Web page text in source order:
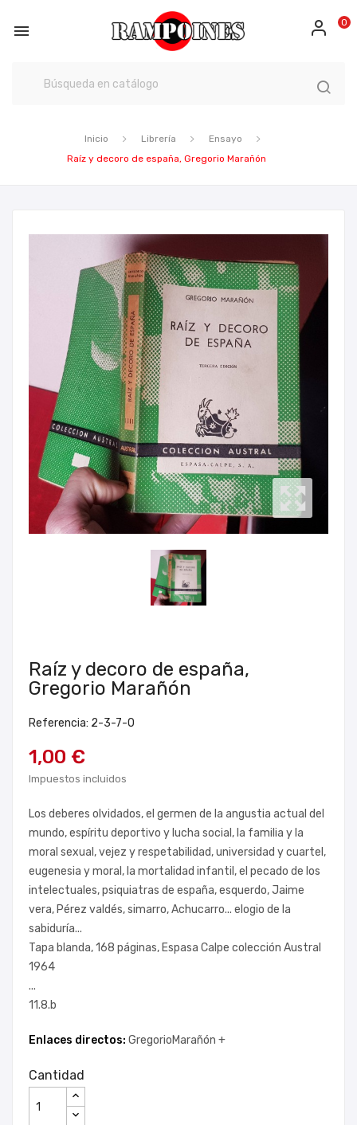
 0
Inicio Librería
Ensayo
Raíz y decoro de españa, Gregorio Marañón
Raíz y decoro de españa,
Gregorio Marañón
Referencia: 2-3-7-0
1,00 €
Impuestos incluidos
Los deberes olvidados, el germen de la angustia actual del
mundo, espíritu deportivo y lucha social, la familia y la
moral sexual, vejez y respetabilidad, universidad y cuartel,
eugenesia y moral, la mortalidad infantil, el pecado de los
intelectuales, psiquiatras de españa, esquerdo, Jaime
vera, Pérez valdés, simarro, Achucarro... elogio de la
sabiduría...
Tapa blanda, 168 páginas, Espasa Calpe colección Austral
1964
...
11.8.b
Enlaces directos: GregorioMarañón +
Cantidad